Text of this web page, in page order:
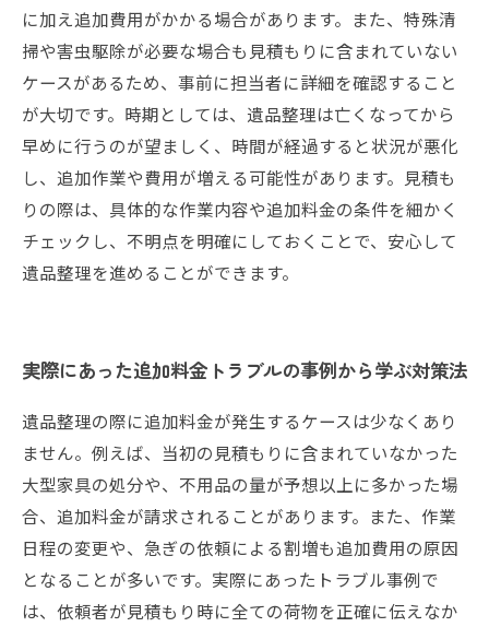
に加え追加費用がかかる場合があります。また、特殊清
掃や害虫駆除が必要な場合も見積もりに含まれていない
ケースがあるため、事前に担当者に詳細を確認すること
が大切です。時期としては、遺品整理は亡くなってから
早めに行うのが望ましく、時間が経過すると状況が悪化
し、追加作業や費用が増える可能性があります。見積も
りの際は、具体的な作業内容や追加料金の条件を細かく
チェックし、不明点を明確にしておくことで、安心して
遺品整理を進めることができます。
実際にあった追加料金トラブルの事例から学ぶ対策法
遺品整理の際に追加料金が発生するケースは少なくあり
ません。例えば、当初の見積もりに含まれていなかった
大型家具の処分や、不用品の量が予想以上に多かった場
合、追加料金が請求されることがあります。また、作業
日程の変更や、急ぎの依頼による割増も追加費用の原因
となることが多いです。実際にあったトラブル事例で
は、依頼者が見積もり時に全ての荷物を正確に伝えなか